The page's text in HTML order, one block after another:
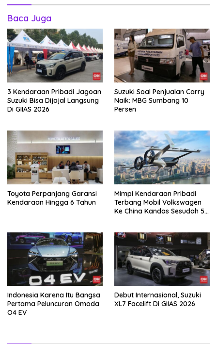
Baca Juga
3 Kendaraan Pribadi Jagoan
Suzuki Bisa Dijajal Langsung
Di GIIAS 2026
Suzuki Soal Penjualan Carry
Naik: MBG Sumbang 10
Persen
Toyota Perpanjang Garansi
Kendaraan Hingga 6 Tahun
Mimpi Kendaraan Pribadi
Terbang Mobil Volkswagen
Ke China Kandas Sesudah 5
Indonesia Karena Itu Bangsa
Pertama Peluncuran Omoda
O4 EV
Debut Internasional, Suzuki
XL7 Facelift Di GIIAS 2026